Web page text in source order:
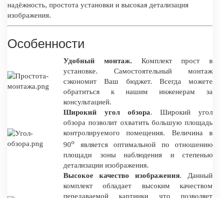
надёжность, простота установки и высокая детализация
изображения.
Особенности
Удобный монтаж. Комплект прост в
установке. Самостоятельный монтаж
сэкономит Ваш бюджет. Всегда можете
обратиться к нашим инженерам за
консультацией.
Широкий угол обзора. Широкий угол
обзора позволит охватить большую площадь
контролируемого помещения. Величина в
90о
является оптимальной по отношению
площади зоны наблюдения и степенью
детализации изображения.
Высокое качество изображения. Данный
комплект обладает высоким качеством
передаваемой картинки что позволяет